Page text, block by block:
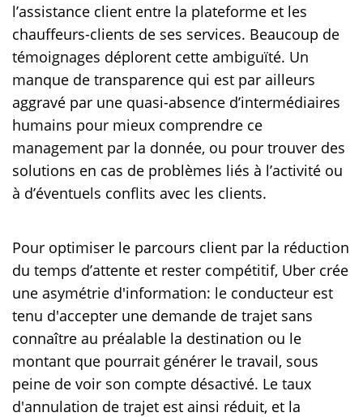
l’assistance client entre la plateforme et les
chauffeurs-clients de ses services. Beaucoup de
témoignages déplorent cette ambiguïté. Un
manque de transparence qui est par ailleurs
aggravé par une quasi-absence d’intermédiaires
humains pour mieux comprendre ce
management par la donnée, ou pour trouver des
solutions en cas de problèmes liés à l’activité ou
à d’éventuels conflits avec les clients.
Pour optimiser le parcours client par la réduction
du temps d’attente et rester compétitif, Uber crée
une asymétrie d'information: le conducteur est
tenu d'accepter une demande de trajet sans
connaître au préalable la destination ou le
montant que pourrait générer le travail, sous
peine de voir son compte désactivé. Le taux
d'annulation de trajet est ainsi réduit, et la